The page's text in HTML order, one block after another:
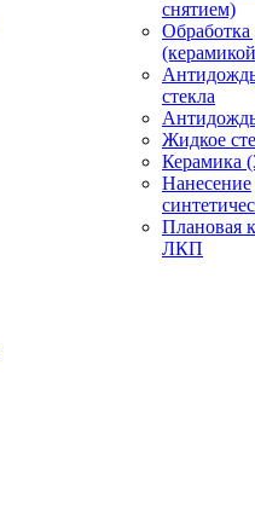
снятием)
Обработка
стекла
Жидкое
Керамика
Нанесение
Плановая
ЛКП